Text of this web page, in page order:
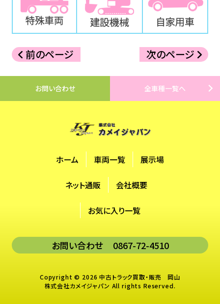
前のページ 次のページ
お問い合わせ 全車種一覧へ
ホーム 車両一覧 展示場
ネット通販 会社概要
お気に入り一覧
お問い合わせ 0867-72-4510
Copyright © 2026 中古トラック買取・販売 岡山
株式会社カメイジャパン All rights Reserved.